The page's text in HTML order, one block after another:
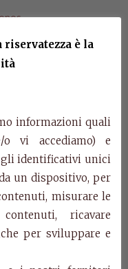
riservatezza è la
informazioni quali
vi accediamo) e
identificativi unici
un dispositivo, per
misurare le
ricavare
per sviluppare e